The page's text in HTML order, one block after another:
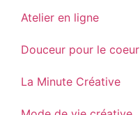
Atelier en ligne
Douceur pour le coeur
La Minute Créative